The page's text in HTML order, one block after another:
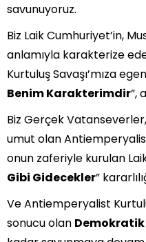
savunuyoruz.
Biz Laik Cumhuriyet’in,
anlamıyla karakterize
Kurtuluş Savaşı’mıza
Benim Karakterimdir”,
Biz Gerçek
umut olan Antiemperyalist
onun zaferiyle kurulan
Gibi Gidecekler”
Ve Antiemperyalist
sonucu olan Demokratik